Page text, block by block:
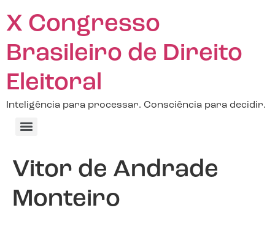
X Congresso
Brasileiro de Direito
Eleitoral
Inteligência para processar. Consciência para decidir.
Vitor de Andrade
Monteiro